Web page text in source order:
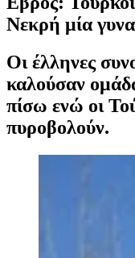
Νεκρή μία
Οι έλληνες
καλούσαν
πίσω ενώ οι
πυροβολούν.